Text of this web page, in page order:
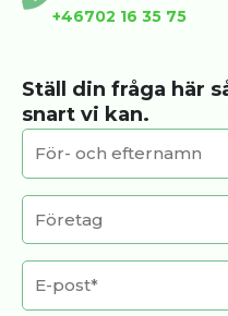
+46702 16 35 75
Ställ din fråga här
snart vi kan.